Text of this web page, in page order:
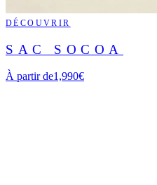
DÉCOUVRIR
SAC SOCOA
À partir de1,990€